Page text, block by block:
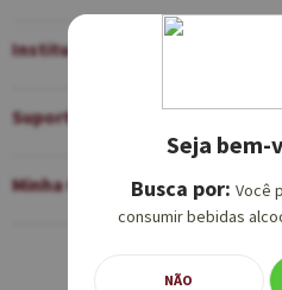
Institucional
Suporte
Minha Conta
Equipe de
Seja bem-
Você
consumir bebidas
NÃO